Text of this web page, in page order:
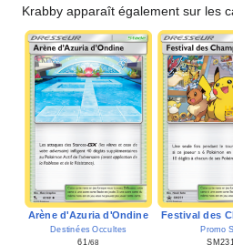
Krabby apparaît également sur les
Arène d'Azuria d'Ondine
Destinées Occultes
61 /68
Festival des
Promo
SM231